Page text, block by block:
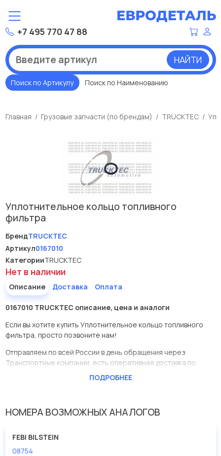
+7 495 770 47 88
НАЙТИ
Поиск по Артикулу Поиск по Наименованию
Главная Грузовые запчасти (по брендам) TRUCKTEC
Уплотнительное кольцо топливного
фильтра
БрендTRUCKTEC
Артикул0167010
КатегорииTRUCKTEC
Нет в наличии
Описание Доставка Оплата
0167010 TRUCKTEC описание, цена и аналоги
Если вы хотите купить Уплотнительное кольцо топливного
фильтра, просто позвоните нам!
Отправляем по всей России в день обращения через
Транспортные компании, есть оперативная доставка по
У данной детали есть аналоги с номерами, убедитесь сами.
компании Евродеталь представлены в большом
ПОДРОБНЕЕ
НОМЕРА ВОЗМОЖНЫХ АНАЛОГОВ
FEBI BILSTEIN
08754